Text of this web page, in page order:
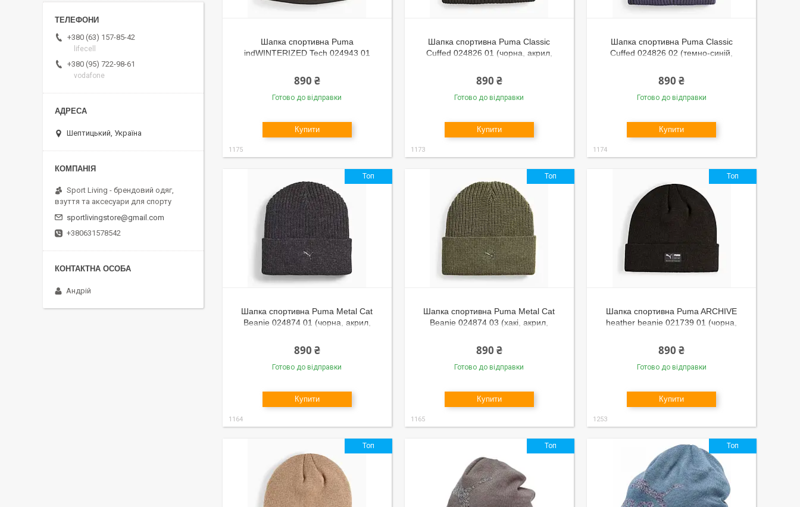
Шапка спортивна Puma
indWINTERIZED Tech 024943 01
тепла, логотип пума)
890 ₴
Готово до відправки
Купити
1175
Шапка спортивна Puma Classic
Cuffed 024826 01 (чорна, акрил,
пума)
890 ₴
Готово до відправки
Купити
1173
Шапка спортивна Puma Classic
Cuffed 024826 02 (темно-синій,
логотип пума)
890 ₴
Готово до відправки
Купити
1174
Топ
Шапка спортивна Puma Metal Cat
Beanie 024874 01 (чорна, акрил,
пума)
890 ₴
Готово до відправки
Купити
1164
Топ
Шапка спортивна Puma Metal Cat
Beanie 024874 03 (хакі, акрил,
пума)
890 ₴
Готово до відправки
Купити
1165
Топ
Шапка спортивна Puma ARCHIVE
heather beanie 021739 01 (чорна,
890 ₴
Готово до відправки
Купити
1253
Топ Топ Топ
+380 (63) 157-85-42
lifecell
+380 (95) 722-98-61
vodafone
Шептицький, Україна
Sport Living - брендовий одяг,
взуття та аксесуари для спорту
sportlivingstore@gmail.com
+380631578542
Андрій